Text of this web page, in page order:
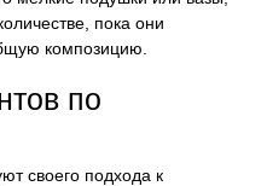
пока они
композицию.
по
своего подхода к